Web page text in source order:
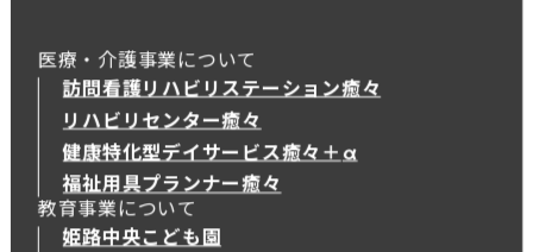
医療・介護事業について
訪問看護リハビリステーション癒々
リハビリセンター癒々
健康特化型デイサービス癒々＋ α
健康特化型デイサービス癒々＋
福祉用具プランナー癒々
教育事業について
姫路中央こども園